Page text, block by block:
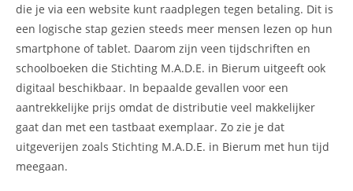
die je via een website kunt raadplegen tegen betaling. Dit is
een logische stap gezien steeds meer mensen lezen op hun
smartphone of tablet. Daarom zijn veen tijdschriften en
schoolboeken die Stichting M.A.D.E. in Bierum uitgeeft ook
digitaal beschikbaar. In bepaalde gevallen voor een
aantrekkelijke prijs omdat de distributie veel makkelijker
gaat dan met een tastbaat exemplaar. Zo zie je dat
uitgeverijen zoals Stichting M.A.D.E. in Bierum met hun tijd
meegaan.